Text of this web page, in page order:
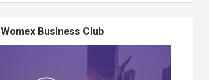
Womex Business Club